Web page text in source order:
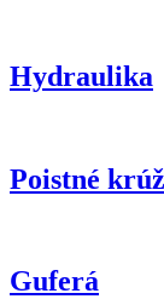
Hydraulika
Poistné
Guferá